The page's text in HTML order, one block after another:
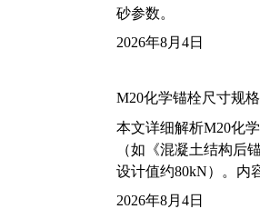
砂参数。
2026年8月4日
M20化学锚栓尺寸规
本文详细解析M20化
（如《混凝土结构后
设计值约80kN）。内
2026年8月4日